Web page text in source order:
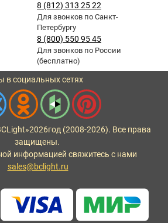
8 (812) 313 25 22
Для звонков по Санкт-
Петербургу
8 (800) 550 95 45
Для звонков по России
(бесплатно)
в социальных сетях
2026год (2008-2026). Все права
защищены.
информацией свяжитесь с нами
sales@bclight.ru